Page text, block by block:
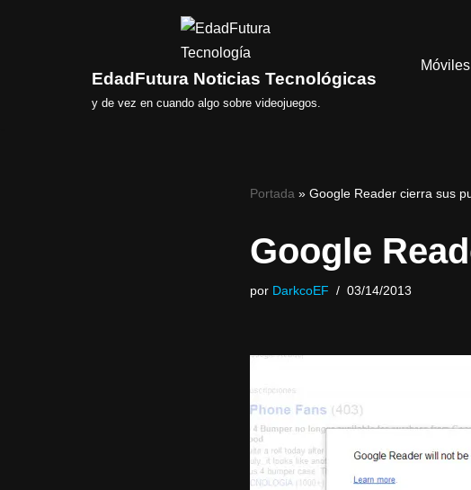
EdadFutura Noticias Tecnológicas
y de vez en cuando algo sobre videojuegos.
Móviles
Portada » Google Reader cierra sus
Google
por DarkcoEF 03/14/2013